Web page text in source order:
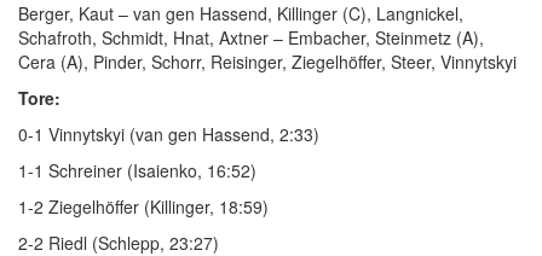
Berger, Kaut – van gen Hassend, Killinger (C), Langnickel,
Schafroth, Schmidt, Hnat, Axtner – Embacher, Steinmetz (A),
Cera (A), Pinder, Schorr, Reisinger, Ziegelhöffer, Steer, Vinnytskyi
Tore:
0-1 Vinnytskyi (van gen Hassend, 2:33)
1-1 Schreiner (Isaienko, 16:52)
1-2 Ziegelhöffer (Killinger, 18:59)
2-2 Riedl (Schlepp, 23:27)